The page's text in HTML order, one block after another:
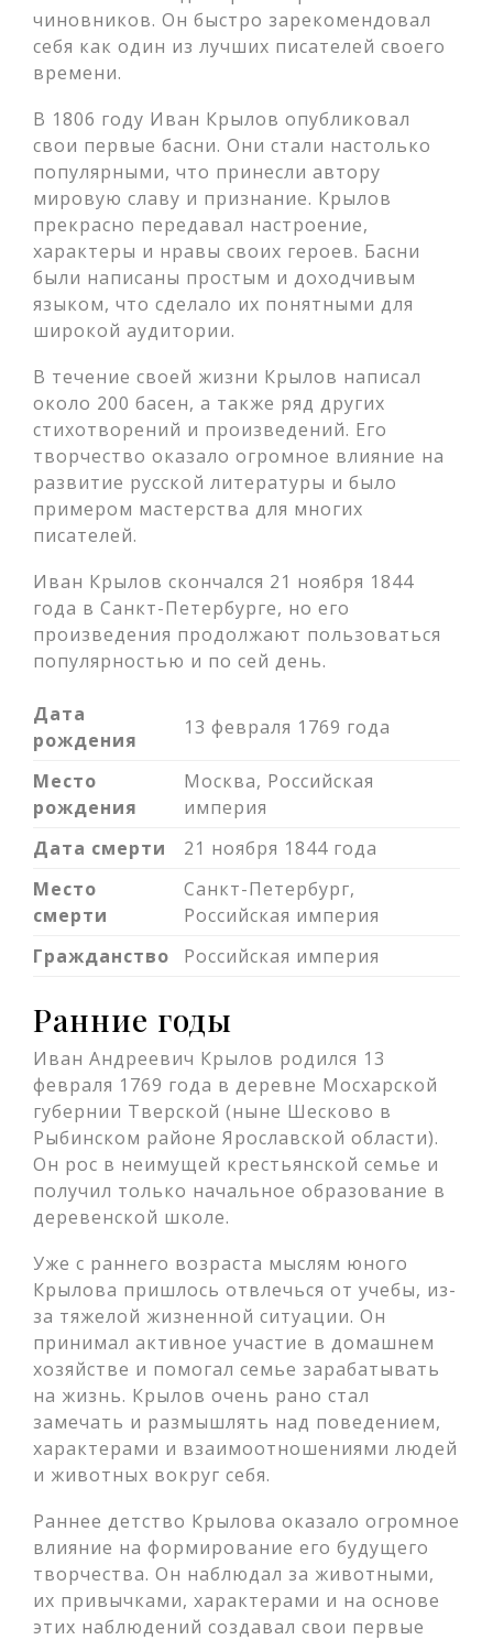
чиновников. Он быстро зарекомендовал
себя как один из лучших писателей своего
времени.
В 1806 году Иван Крылов опубликовал
свои первые басни. Они стали настолько
популярными, что принесли автору
мировую славу и признание. Крылов
прекрасно передавал настроение,
характеры и нравы своих героев. Басни
были написаны простым и доходчивым
языком, что сделало их понятными для
широкой аудитории.
В течение своей жизни Крылов написал
около 200 басен, а также ряд других
стихотворений и произведений. Его
творчество оказало огромное влияние на
развитие русской литературы и было
примером мастерства для многих
писателей.
Иван Крылов скончался 21 ноября 1844
года в Санкт-Петербурге, но его
произведения продолжают пользоваться
популярностью и по сей день.
Дата
рождения
13 февраля 1769 года
Место
рождения
Москва, Российская
империя
Дата смерти
21 ноября 1844 года
Место
смерти
Санкт-Петербург,
Российская империя
Гражданство
Российская империя
Ранние годы
Иван Андреевич Крылов родился 13
февраля 1769 года в деревне Мосхарской
губернии Тверской (ныне Шесково в
Рыбинском районе Ярославской области).
Он рос в неимущей крестьянской семье и
получил только начальное образование в
деревенской школе.
Уже с раннего возраста мыслям юного
Крылова пришлось отвлечься от учебы, из-
за тяжелой жизненной ситуации. Он
принимал активное участие в домашнем
хозяйстве и помогал семье зарабатывать
на жизнь. Крылов очень рано стал
замечать и размышлять над поведением,
характерами и взаимоотношениями людей
и животных вокруг себя.
Раннее детство Крылова оказало огромное
влияние на формирование его будущего
творчества. Он наблюдал за животными,
их привычками, характерами и на основе
этих наблюдений создавал свои первые